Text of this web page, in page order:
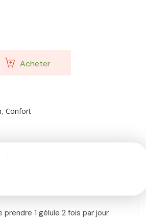
Acheter
, Confort
1 gélule 2 fois par jour.